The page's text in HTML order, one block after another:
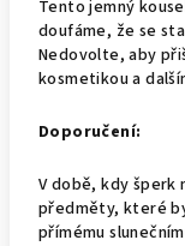
Tento jemný
doufáme, že se
Nedovolte, aby
kosmetikou a
Doporučení:
V době, kdy šperk
předměty, které
přímému